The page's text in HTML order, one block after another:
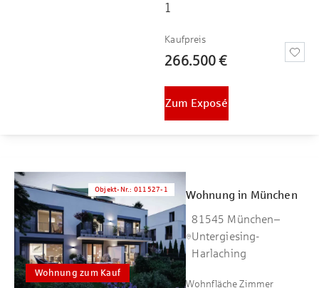
1
Kaufpreis
266.500 €
Zum Exposé
Wohnung zum Kauf
Objekt-Nr.: 011527-1
Wohnung in München
81545 München–
Untergiesing-
Harlaching
Wohnfläche Zimmer